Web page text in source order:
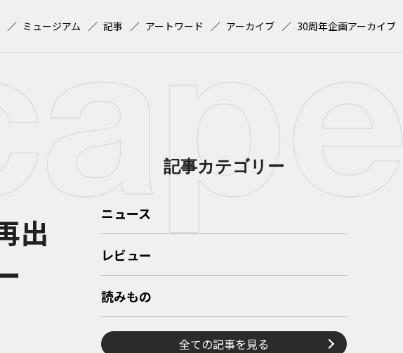
ミュージアム 記事 アートワード アーカイブ 30周年企画アーカイブ
出
記事カテゴリー
ニュース
レビュー
読みもの
全ての記事を見る